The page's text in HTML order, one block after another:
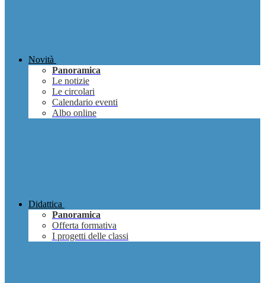
Novità
Panoramica
Le notizie
Le circolari
Calendario eventi
Albo online
Didattica
Panoramica
Offerta formativa
I progetti delle classi